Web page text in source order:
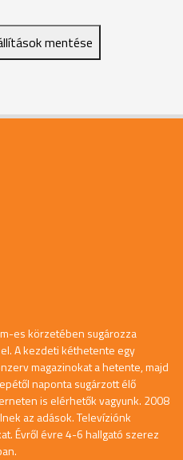
mentése
es körzetében sugározza
A kezdeti kéthetente egy
magazinokat a hetente, majd
naponta sugárzott élő
is elérhetők vagyunk. 2008
az adások. Televíziónk
Évről évre 4-6 hallgató szerez